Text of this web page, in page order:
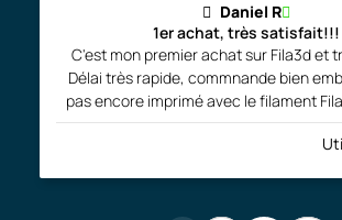
Daniel R
1er achat, très satisfait!!!
C'est mon premier achat sur Fila3d et
Délai très rapide, commnande bien
pas encore imprimé avec le filament